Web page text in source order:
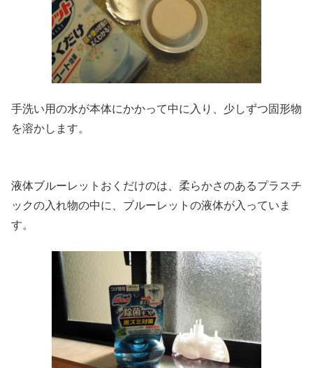
手洗い用の水が本体にかかって中に入り、少しずつ固形物
を溶かします。
液体ブルーレットおくだけのは、柔らかさのあるプラスチ
ックの入れ物の中に、ブルーレットの液体が入っていま
す。